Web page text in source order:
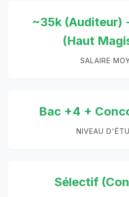
~35k (Auditeur)
(Haut
SALAIRE
Bac +4 +
NIVEAU
Sélectif